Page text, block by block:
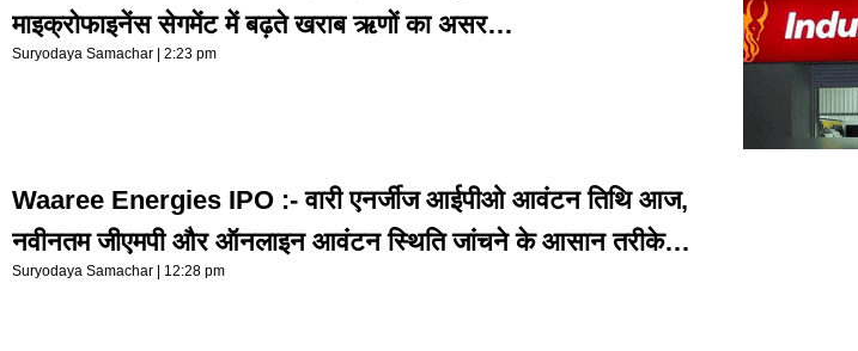
माइक्रोफाइनेंस सेगमेंट में बढ़ते खराब ऋणों का असर…
Suryodaya Samachar 2:23 pm
Waaree Energies IPO :- वारी एनर्जीज आईपीओ आवंटन तिथि आज,
नवीनतम जीएमपी और ऑनलाइन आवंटन स्थिति जांचने के आसान तरीके…
Suryodaya Samachar 12:28 pm